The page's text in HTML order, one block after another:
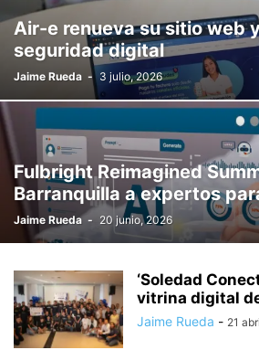
Air-e renueva su sitio web
seguridad digital
Jaime Rueda - 3 julio, 2026
Fulbright Reimagined
Barranquilla a expertos
Jaime Rueda - 20 junio, 2026
‘Soledad
vitrina digital
Jaime Rueda - 21